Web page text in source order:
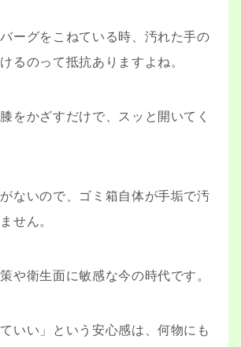
ーグをこねている時、汚れた手の
るのって抵抗ありますよね。
をかざすだけで、スッと開いてく
ないので、ゴミ箱自体が手垢で汚
せん。
や衛生面に敏感な今の時代です。
いい」という安心感は、何物にも